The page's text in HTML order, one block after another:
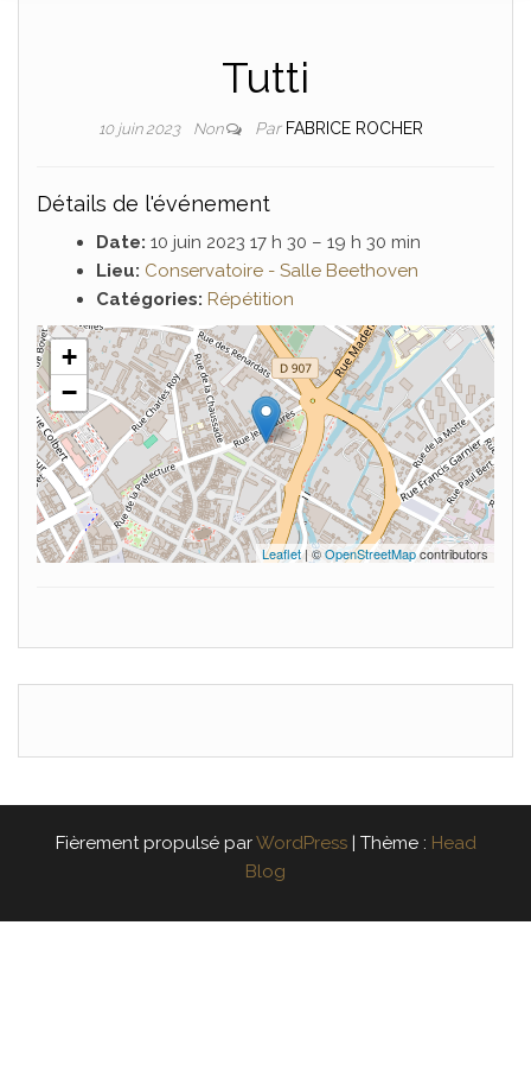
Tutti
10 juin 2023 Non Par FABRICE ROCHER
Détails de l'événement
Date: 10 juin 2023 17 h 30 – 19 h 30 min
Lieu: Conservatoire - Salle Beethoven
Catégories: Répétition
+
−
Leaflet| ©OpenStreetMapcontributors
Fièrement propulsé parWordPress | Thème : Head
Blog